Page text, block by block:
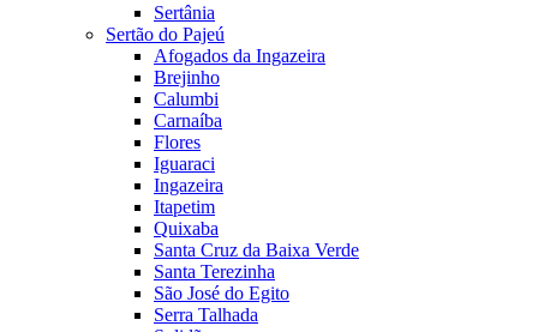
Sertânia
Sertão do Pajeú
Afogados da Ingazeira
Brejinho
Calumbi
Carnaíba
Flores
Iguaraci
Ingazeira
Itapetim
Quixaba
Santa Cruz da Baixa Verde
Santa Terezinha
São José do Egito
Serra Talhada